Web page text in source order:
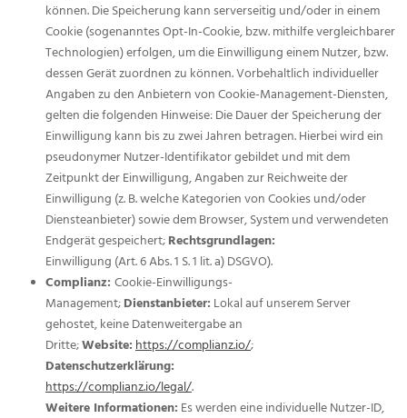
können. Die Speicherung kann serverseitig und/oder in einem
Cookie (sogenanntes Opt-In-Cookie, bzw. mithilfe vergleichbarer
Technologien) erfolgen, um die Einwilligung einem Nutzer, bzw.
dessen Gerät zuordnen zu können. Vorbehaltlich individueller
Angaben zu den Anbietern von Cookie-Management-Diensten,
gelten die folgenden Hinweise: Die Dauer der Speicherung der
Einwilligung kann bis zu zwei Jahren betragen. Hierbei wird ein
pseudonymer Nutzer-Identifikator gebildet und mit dem
Zeitpunkt der Einwilligung, Angaben zur Reichweite der
Einwilligung (z. B. welche Kategorien von Cookies und/oder
Diensteanbieter) sowie dem Browser, System und verwendeten
Endgerät gespeichert; Rechtsgrundlagen:
Einwilligung (Art. 6 Abs. 1 S. 1 lit. a) DSGVO).
Complianz: Cookie-Einwilligungs-
Management; Dienstanbieter: Lokal auf unserem Server
gehostet, keine Datenweitergabe an
Dritte;Website: https://complianz.io/;
Datenschutzerklärung:
https://complianz.io/legal/.
Weitere Informationen: Es werden eine individuelle Nutzer-ID,